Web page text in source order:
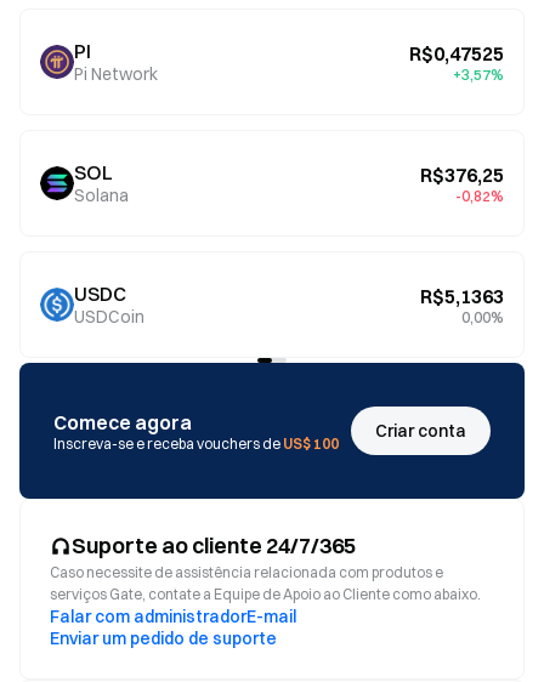
PI
Pi Network
R$0,47525
+3,57%
SOL
Solana
R$376,25
-0,82%
USDC
USDCoin
R$5,1363
0,00%
Comece agora
Inscreva-se e receba vouchers de US$ 100
Criar conta
Suporte ao cliente 24/7/365
Caso necessite de assistência relacionada com produtos e
serviços Gate, contate a Equipe de Apoio ao Cliente como abaixo.
Falar com administradorE-mail
Enviar um pedido de suporte